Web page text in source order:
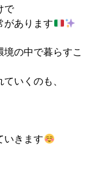
で
があります
の中で暮らすこ
いくのも、
いきます